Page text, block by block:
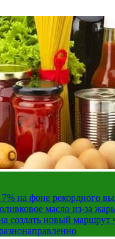
на фоне рекордного
масло из-за
новый маршрут